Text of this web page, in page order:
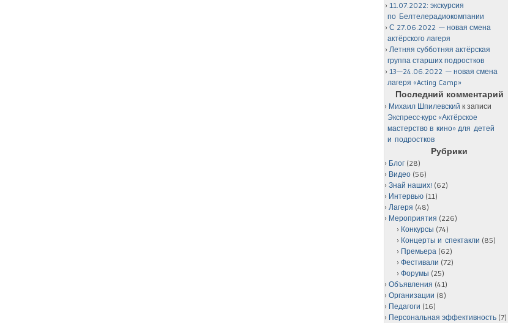
11.07.2022: экскурсия
по Белтелерадиокомпании
С 27.06.2022 — новая смена
актёрского лагеря
Летняя субботняя актёрская
группа старших подростков
13—24.06.2022 — новая смена
лагеря «Acting Camp»
Последний комментарий
Михаил Шпилевский к записи
Экспресс-курс «Актёрское
мастерство в кино» для детей
и подростков
Рубрики
Блог (28)
Видео (56)
Знай наших! (62)
Интервью (11)
Лагеря (48)
Мероприятия (226)
Конкурсы (74)
Концерты и спектакли (85)
Премьера (62)
Фестивали (72)
Форумы (25)
Объявления (41)
Организации (8)
Педагоги (16)
Персональная эффективность (7)